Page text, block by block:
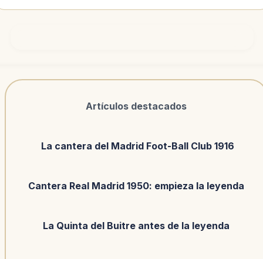
Artículos destacados
La cantera del Madrid Foot-Ball Club 1916
Cantera Real Madrid 1950: empieza la leyenda
La Quinta del Buitre antes de la leyenda